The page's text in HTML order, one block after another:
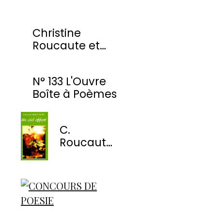
Christine
Roucaute et
Montmorency
N° 133 L'Ouvre
Boîte à Poèmes
C.
Roucaute